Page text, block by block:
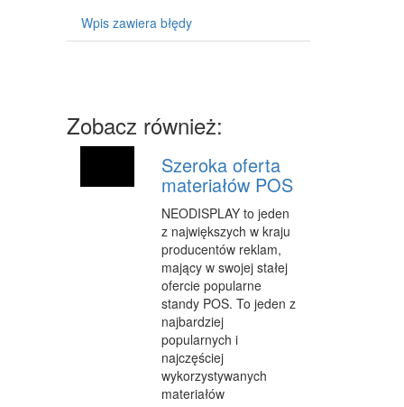
NARZĘDZIA
PRZEWÓZ
CZĘŚCI SAMOCHODOWE
WYNAJEM
USŁUGI MOTORYZACYJNE
SALONY, KOMISY
PUBLIC RELATIONS
AGENCJE REKLAMOWE
MATERIAŁY REKLAMOWE
Wpis zawiera błędy
Zobacz również:
Szeroka oferta
materiałów POS
NEODISPLAY to jeden
z największych w kraju
producentów reklam,
mający w swojej stałej
ofercie popularne
standy POS. To jeden z
najbardziej
popularnych i
najczęściej
wykorzystywanych
materiałów